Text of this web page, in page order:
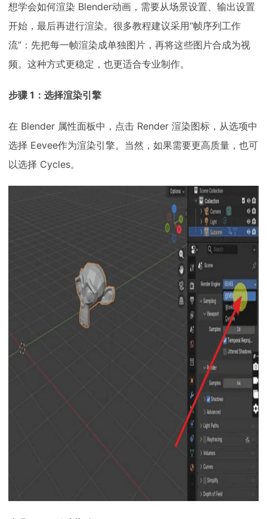
想学会如何渲染 Blender动画，需要从场景设置、输出设置
开始，最后再进行渲染。很多教程建议采用“帧序列工作
流”：先把每一帧渲染成单独图片，再将这些图片合成为视
频。这种方式更稳定，也更适合专业制作。
步骤 1：选择渲染引擎
在 Blender 属性面板中，点击 Render 渲染图标，从选项中
选择 Eevee作为渲染引擎。当然，如果需要更高质量，也可
以选择 Cycles。